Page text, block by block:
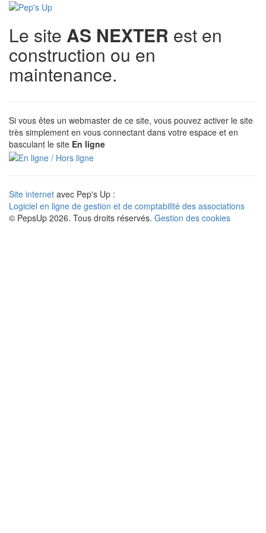
Le site AS NEXTER est en
construction ou en
maintenance.
Si vous êtes un webmaster de ce site, vous pouvez activer le site
très simplement en vous connectant dans votre espace et en
basculant le site En ligne
Site internet avec Pep's Up :
Logiciel en ligne de gestion et de comptabilité des associations
© PepsUp 2026. Tous droits réservés. Gestion des cookies